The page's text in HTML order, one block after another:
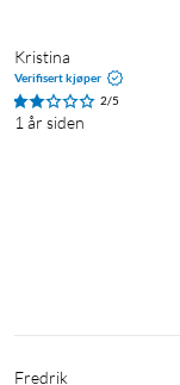
Kristina
Verifisert kjøper
2/5
1 år siden
Fredrik